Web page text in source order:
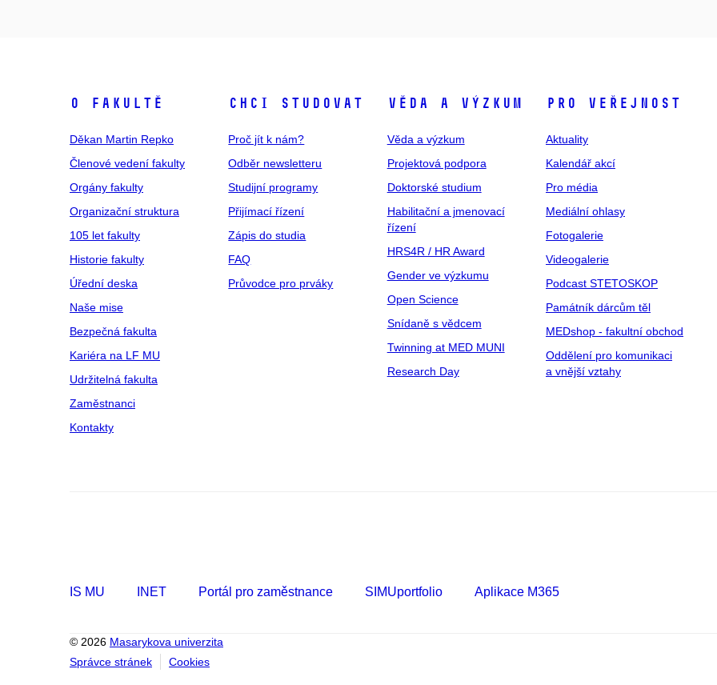
O fakultě
Děkan Martin Repko
Členové vedení fakulty
Orgány fakulty
Organizační struktura
105 let fakulty
Historie fakulty
Úřední deska
Naše mise
Bezpečná fakulta
Kariéra na LF MU
Udržitelná fakulta
Zaměstnanci
Kontakty
Chci studovat
Proč jít k nám?
Odběr newsletteru
Studijní programy
Přijímací řízení
Zápis do studia
FAQ
Průvodce pro prváky
Věda a výzkum
Věda a výzkum
Projektová podpora
Doktorské studium
Habilitační a jmenovací
řízení
HRS4R / HR Award
Gender ve výzkumu
Open Science
Snídaně s vědcem
Twinning at MED MUNI
Research Day
Pro veřejnost
Aktuality
Kalendář akcí
Pro média
Mediální ohlasy
Fotogalerie
Videogalerie
Podcast STETOSKOP
Památník dárcům těl
MEDshop - fakultní obchod
Oddělení pro komunikaci
a vnější vztahy
IS MU INET Portál pro zaměstnance SIMUportfolio Aplikace M365
© 2026 Masarykova univerzita
Správce stránek
Cookies